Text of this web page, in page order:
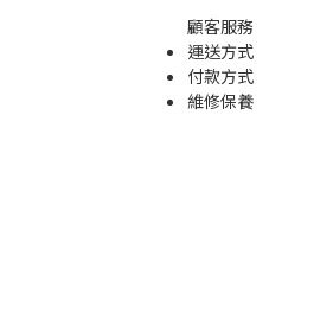
顧客服務
運送方式
付款方式
維修保養